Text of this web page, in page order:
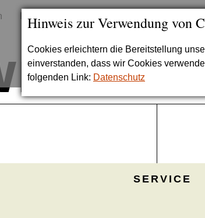
Hinweis zur Verwendung von
Cookies erleichtern die Bereitstellung
einverstanden, dass wir Cookies
folgenden Link: Datenschutz
SERVICE